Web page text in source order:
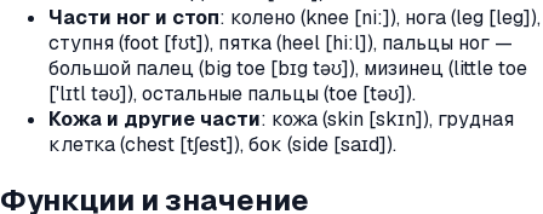
Части ног и стоп: колено (knee [ni:]), нога (leg [leg]),
ступня (foot [fʊt]), пятка (heel [hi:l]), пальцы ног —
большой палец (big toe [bɪg təʊ]), мизинец (little toe
['lɪtl təʊ]), остальные пальцы (toe [təʊ]).
Кожа и другие части: кожа (skin [skɪn]), грудная
клетка (chest [tʃest]), бок (side [saɪd]).
Функции и значение